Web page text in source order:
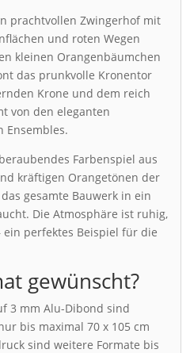
prachtvollen Zwingerhof mit
und roten Wegen
kleinen Orangenbäumchen
das prunkvolle Kronentor
Krone und dem reich
von den eleganten
Ensembles.
Farbenspiel aus
kräftigen Orangetönen der
gesamte Bauwerk in ein
Die Atmosphäre ist ruhig,
perfektes Beispiel für die
gewünscht?
3 mm Alu-Dibond sind
bis maximal 70 x 105 cm
sind weitere Formate bis